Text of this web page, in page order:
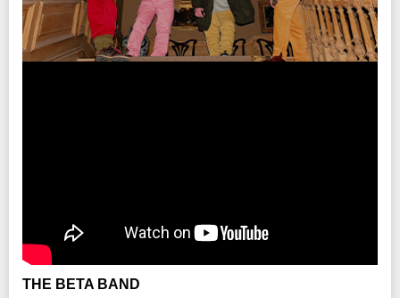
イープラス
チケットぴあ
ローソンチケット
※Web販売のみ
クリエイティブマン 3A 会員先行
期間：10/8(水)15:00～10/13(月)18:00
クリエイティブマン モバイル 会員先行
期間：10/8(水)18:00～10/13(月)18:00
ローソンチケット
※Web販売のみ
注意事項
※未就学児(6歳未満)のご入場はお断りいたします。
THE BETA BAND